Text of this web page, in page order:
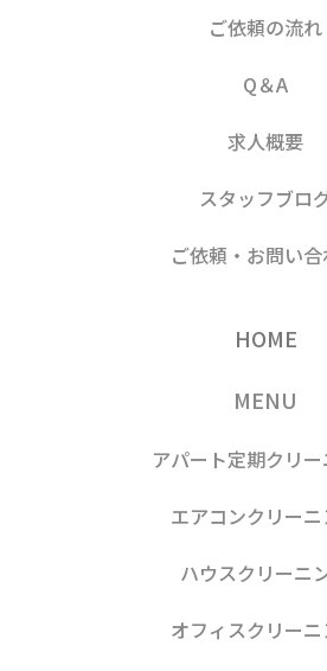
ご依頼の流れ
Q＆A
求人概要
スタッフブロ
ご依頼・お問い
HOME
MENU
アパート定期クリ
エアコンクリー
ハウスクリーニ
オフィスクリー